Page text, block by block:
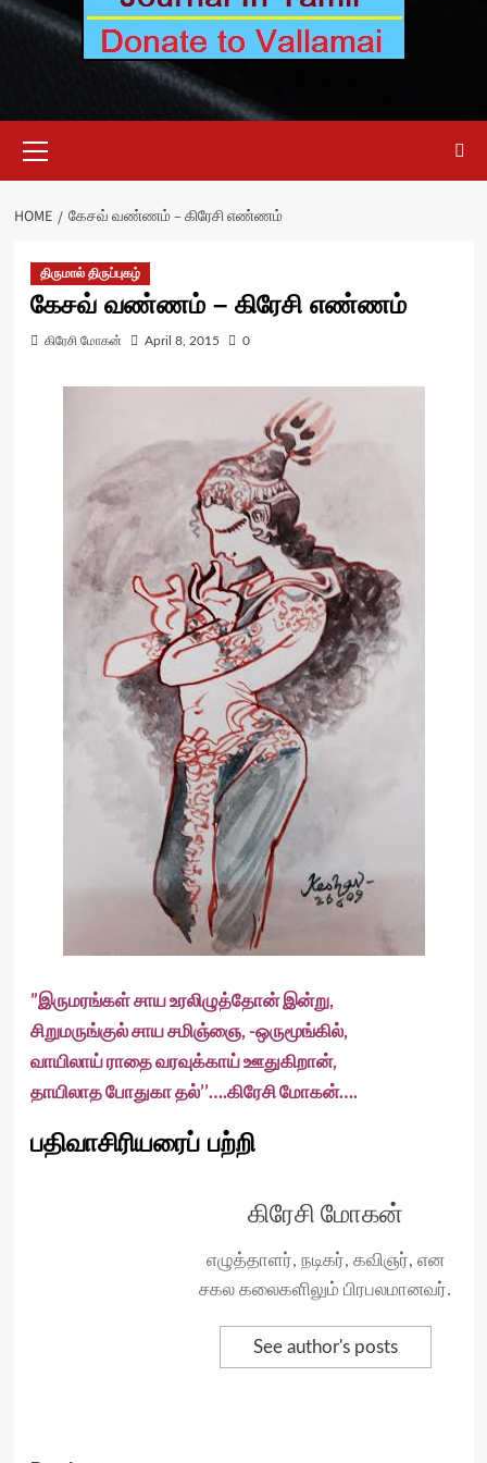
Menu
HOME கேசவ் வண்ணம் – கிரேசி எண்ணம்
திருமால் திருப்புகழ்
கேசவ் வண்ணம் – கிரேசி எண்ணம்
கிரேசி மோகன் April 8, 2015 0
”இருமரங்கள் சாய உரலிழுத்தோன் இன்று,
சிறுமருங்குல் சாய சமிஞ்ஞை, -ஒருமூங்கில்,
வாயிலாய் ராதை வரவுக்காய் ஊதுகிறான்,
தாயிலாத போதுகா தல்’’….கிரேசி மோகன்….
பதிவாசிரியரைப் பற்றி
கிரேசி மோகன்
எழுத்தாளர், நடிகர், கவிஞர், என
சகல கலைகளிலும் பிரபலமானவர்.
See author's posts